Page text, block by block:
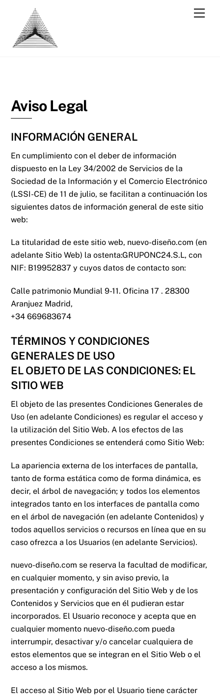
content
Aviso Legal
INFORMACIÓN GENERAL
En cumplimiento con el deber de información
dispuesto en la Ley 34/2002 de Servicios de la
Sociedad de la Información y el Comercio Electrónico
(LSSI-CE) de 11 de julio, se facilitan a continuación los
siguientes datos de información general de este sitio
web:
La titularidad de este sitio web, nuevo-diseño.com (en
adelante Sitio Web) la ostenta:GRUPONC24.S.L, con
NIF: B19952837 y cuyos datos de contacto son:
Calle patrimonio Mundial 9-11. Oficina 17 . 28300
Aranjuez Madrid,
+34669683674
TÉRMINOS Y CONDICIONES
GENERALES DE USO
EL OBJETO DE LAS CONDICIONES: EL
SITIO WEB
El objeto de las presentes Condiciones Generales de
Uso (en adelante Condiciones) es regular el acceso y
la utilización del Sitio Web. A los efectos de las
presentes Condiciones se entenderá como Sitio Web:
La apariencia externa de los interfaces de pantalla,
tanto de forma estática como de forma dinámica, es
decir, el árbol de navegación; y todos los elementos
integrados tanto en los interfaces de pantalla como
en el árbol de navegación (en adelante Contenidos) y
todos aquellos servicios o recursos en línea que en su
caso ofrezca a los Usuarios (en adelante Servicios).
nuevo-diseño.com se reserva la facultad de modificar,
en cualquier momento, y sin aviso previo, la
presentación y configuración del Sitio Web y de los
Contenidos y Servicios que en él pudieran estar
incorporados. El Usuario reconoce y acepta que en
cualquier momento nuevo-diseño.com pueda
interrumpir, desactivar y/o cancelar cualquiera de
estos elementos que se integran en el Sitio Web o el
acceso a los mismos.
El acceso al Sitio Web por el Usuario tiene carácter